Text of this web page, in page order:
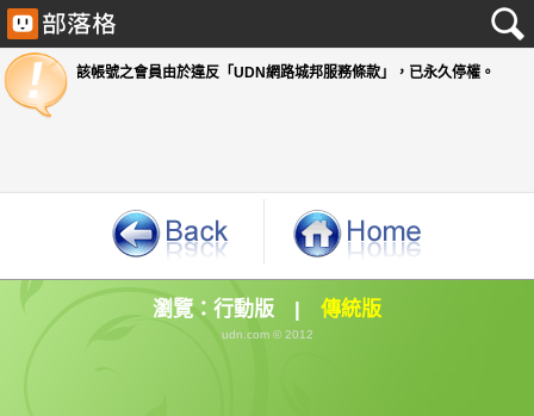
瀏覽： 行動版 | 傳統版
udn.com © 2012